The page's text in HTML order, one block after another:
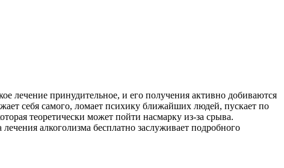
лечение принудительное, и его получения активно добиваются
себя самого, ломает психику ближайших людей, пускает по
теоретически может пойти насмарку из-за срыва.
алкоголизма бесплатно заслуживает подробного